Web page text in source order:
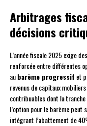
Arbitrages
décisions
L’année fiscale 2025 exige
renforcée entre différentes
aubarème progressif et
revenus de capitaux
contribuables dont la
l’option pour le barème peut
intégrant l’abattement de